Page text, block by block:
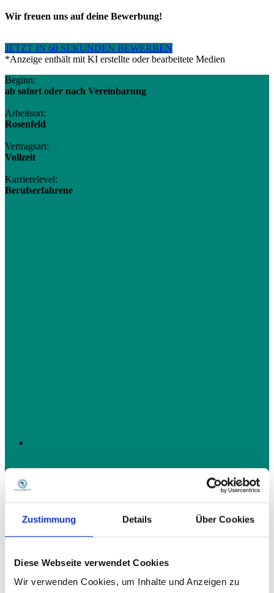
Zustimmung Details Über Cookies
Diese Webseite verwendet Cookies
Wir verwenden Cookies, um Inhalte und Anzeigen zu
Wir freuen uns auf deine Bewerbung!
JETZT IN 60 SEKUNDEN BEWERBEN
*Anzeige enthält mit KI erstellte oder bearbeitete Medien
Beginn:
ab sofort oder nach Vereinbarung
Arbeitsort:
Rosenfeld
Vertragsart:
Vollzeit
Karrierelevel:
Berufserfahrene